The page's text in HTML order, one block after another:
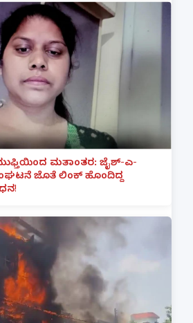
ಮತಾಂತರ: ಜೈಶ್-ಎ-
ಜೊತೆ ಲಿಂಕ್ ಹೊಂದಿದ್ದ